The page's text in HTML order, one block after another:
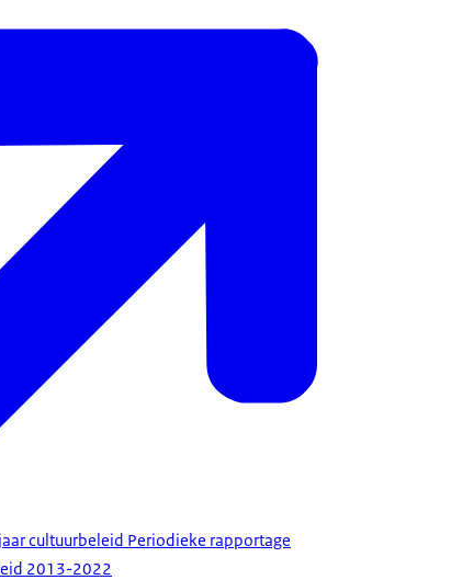
cultuurbeleid Periodieke rapportage
2013-2022